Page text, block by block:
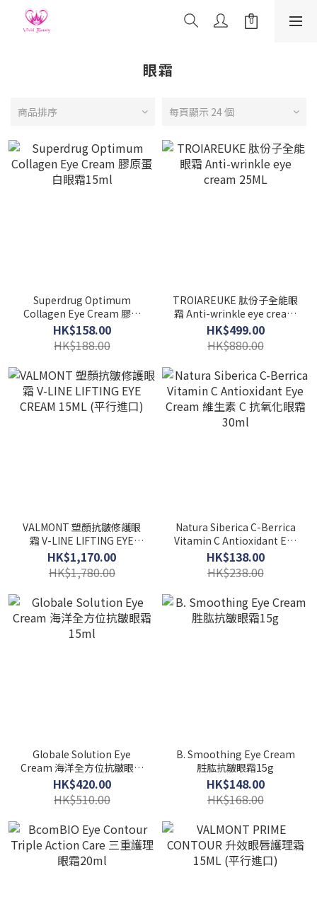
眼霜
商品排序 每頁顯示 24 個
Superdrug Optimum
Collagen Eye Cream 膠原
蛋白眼霜15ml
HK$158.00
HK$188.00
TROIAREUKE 肽份子全能眼
霜 Anti-wrinkle eye cream
25ML
HK$499.00
HK$880.00
VALMONT 塑顏抗皺修護眼
霜 V-LINE LIFTING EYE
CREAM 15ML (平行進口)
HK$1,170.00
HK$1,780.00
Natura Siberica C-Berrica
Vitamin C Antioxidant Eye
30ml
HK$138.00
HK$238.00
Globale Solution Eye
Cream 海洋全方位抗皺眼霜
15ml
HK$420.00
HK$510.00
B. Smoothing Eye Cream
胜肱抗皺眼霜15g
HK$148.00
HK$168.00